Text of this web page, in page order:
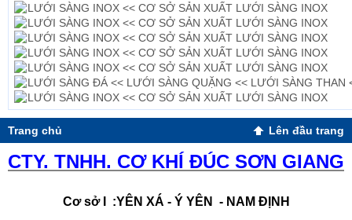
LƯỚI SÀNG INOX << CƠ SỞ SẢN XUẤT LƯỚI SÀNG INOX
LƯỚI SÀNG INOX << CƠ SỞ SẢN XUẤT LƯỚI SÀNG INOX
LƯỚI SÀNG INOX << CƠ SỞ SẢN XUẤT LƯỚI SÀNG INOX
LƯỚI SÀNG INOX << CƠ SỞ SẢN XUẤT LƯỚI SÀNG INOX
LƯỚI SÀNG INOX << CƠ SỞ SẢN XUẤT LƯỚI SÀNG INOX
LƯỚI SÀNG ĐÁ << LƯỚI SÀNG QUẶNG << LƯỚI SÀNG THAN
LƯỚI SÀNG INOX << CƠ SỞ SẢN XUẤT LƯỚI SÀNG INOX
Trang chủ Lên đầu trang
CTY. TNHH. CƠ KHÍ ĐÚC SƠN GIANG
Cơ sở I :YÊN XÁ - Ý YÊN - NAM ĐỊNH